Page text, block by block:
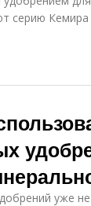
серию Кемира
уже